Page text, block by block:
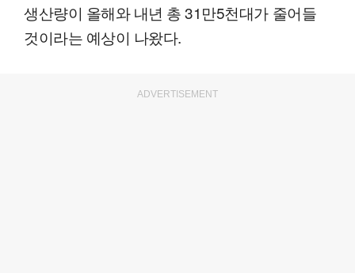
생산량이 올해와 내년 총 31만5천대가 줄어들
것이라는 예상이 나왔다.
ADVERTISEMENT